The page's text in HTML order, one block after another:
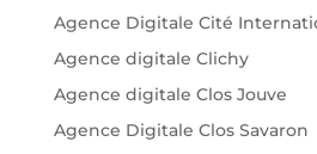
Agence Digitale Cité
Agence digitale Clichy
Agence digitale Clos Jouve
Agence Digitale Clos Savaron